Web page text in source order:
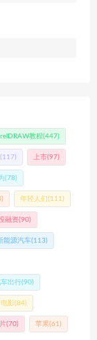
教程(447)
(117) 上市(97)
(78)
年轻人们 (111)
融资(90)
能源汽车(113)
出行(90)
电影(84)
(70) 苹果(61)